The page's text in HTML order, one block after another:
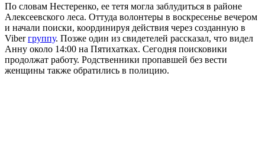
По словам Нестеренко, ее тетя могла заблудиться в районе
Алексеевского леса. Оттуда волонтеры в воскресенье вечером
и начали поиски, координируя действия через созданную в
Viberгруппу. Позже один из свидетелей рассказал, что видел
Анну около 14:00 на Пятихатках. Сегодня поисковики
продолжат работу. Родственники пропавшей без вести
женщины также обратились в полицию.